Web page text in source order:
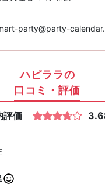
party@party-
ハピララの
口コミ・評価
評価